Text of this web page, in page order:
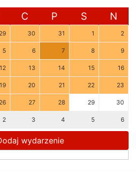
C P S N
29 30 31 1 2
5 6 7 8 9
12 13 14 15 16
19 20 21 22 23
26 27 28 29 30
2 3 4 5 6
wydarzenie